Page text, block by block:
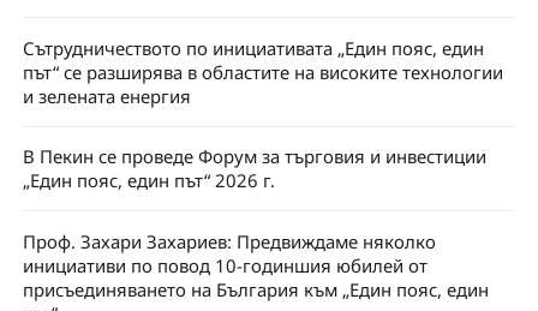
Сътрудничеството по инициативата „Един пояс, един
път“ се разширява в областите на високите технологии
и зелената енергия
В Пекин се проведе Форум за търговия и инвестиции
„Един пояс, един път“ 2026 г.
Проф. Захари Захариев: Предвиждаме няколко
инициативи по повод 10-годиншия юбилей от
присъединяването на България към „Един пояс, един